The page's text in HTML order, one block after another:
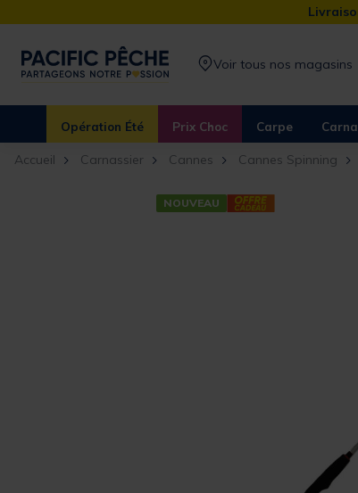
Voir tous nos magasins
Opération Été Prix Choc Carpe
Accueil Carnassier Cannes Cannes Spinning
NOUVEAU